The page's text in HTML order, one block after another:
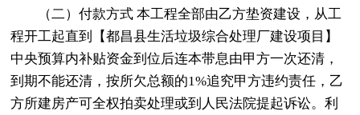
（二）付款方式 本工程全部由乙方垫资建设，从工
程开工起直到【都昌县生活垃圾综合处理厂建设项目】
中央预算内补贴资金到位后连本带息由甲方一次还清，
到期不能还清，按所欠总额的1%追究甲方违约责任，乙
方所建房产可全权拍卖处理或到人民法院提起诉讼。利